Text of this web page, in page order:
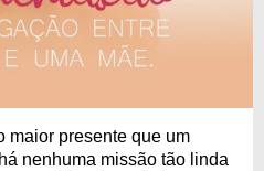
maior presente que um
nenhuma missão tão linda